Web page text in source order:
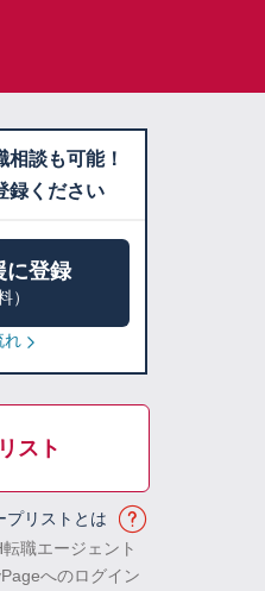
談も可能！
録ください
に登録
）
れ
スト
プリストとは
職エージェント
へのログイン